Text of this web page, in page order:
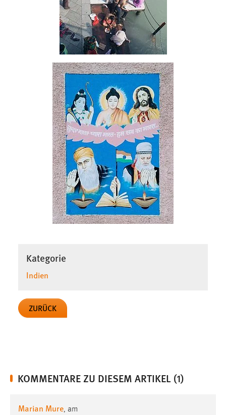
Kategorie
Indien
ZURÜCK
KOMMENTARE ZU DIESEM ARTIKEL (1)
Marian Mure, am